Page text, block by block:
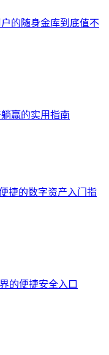
的随身金库到底值不
赢的实用指南
捷的数字资产入门指
的便捷安全入口